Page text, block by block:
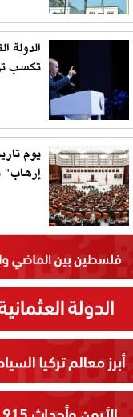
الدولة
تكسب
يوم
إرهاب"